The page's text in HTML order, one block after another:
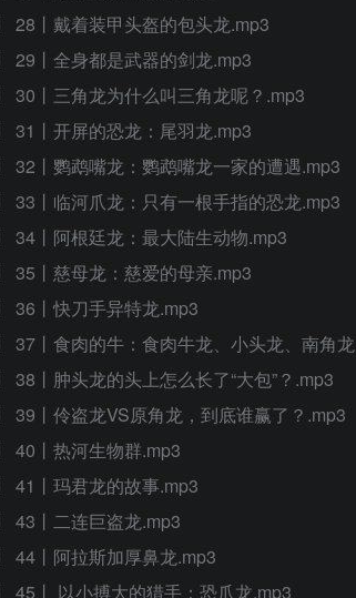
28丨戴着装甲头盔的包头龙.mp3
29丨全身都是武器的剑龙.mp3
30丨三角龙为什么叫三角龙呢？.mp3
31丨开屏的恐龙：尾羽龙.mp3
32丨鹦鹉嘴龙：鹦鹉嘴龙一家的遭遇.mp3
33丨临河爪龙：只有一根手指的恐龙.mp3
34丨阿根廷龙：最大陆生动物.mp3
35丨慈母龙：慈爱的母亲.mp3
36丨快刀手异特龙.mp3
37丨食肉的牛：食肉牛龙、小头龙、南角
38丨肿头龙的头上怎么长了“大包”？.mp3
39丨伶盗龙VS原角龙，到底谁赢了？.mp3
40丨热河生物群.mp3
41丨玛君龙的故事.mp3
43丨二连巨盗龙.mp3
44丨阿拉斯加厚鼻龙.mp3
45丨 以小搏大的猎手：恐爪龙.mp3